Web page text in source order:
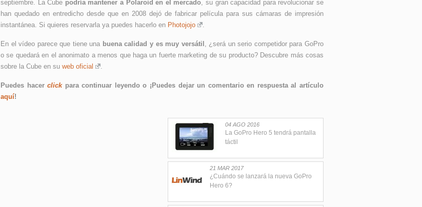
septiembre. La Cube podría mantener a Polaroid en el mercado, su gran capacidad para revolucionar se
han quedado en entredicho desde que en 2008 dejó de fabricar película para sus cámaras de impresión
instantánea. Si quieres reservarla ya puedes hacerlo en Photojojo .
En el vídeo parece que tiene una buena calidad y es muy versátil , ¿será un serio competidor para GoPro
o se quedará en el anonimato a menos que haga un fuerte marketing de su producto? Descubre más cosas
sobre la Cube en su web oficial .
Puedes hacerclickpara continuar leyendo o ¡Puedes dejar un comentario en respuesta al artículo
aquí!
04 AGO 2016
La GoPro Hero 5 tendrá pantalla
táctil
21 MAR 2017
¿Cuándo se lanzará la nueva GoPro
Hero 6?